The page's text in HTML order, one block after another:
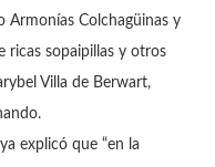
Armonías Colchagüinas y
ricas sopaipillas y otros
Villa de Berwart,
explicó que “en la